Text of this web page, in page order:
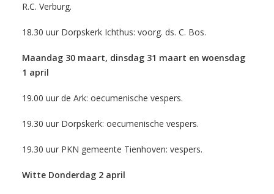
R.C. Verburg.
18.30 uur Dorpskerk Ichthus: voorg. ds. C. Bos.
Maandag 30 maart, dinsdag 31 maart en woensdag
1 april
19.00 uur de Ark: oecumenische vespers.
19.30 uur Dorpskerk: oecumenische vespers.
19.30 uur PKN gemeente Tienhoven: vespers.
Witte Donderdag 2 april